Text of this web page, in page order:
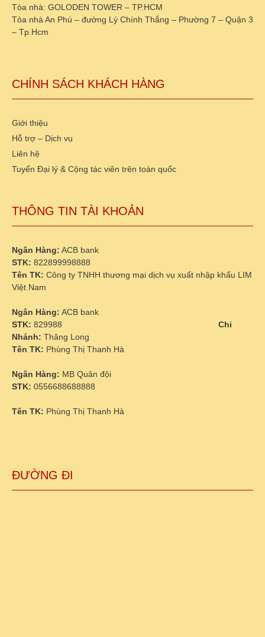
Tòa nhà: GOLODEN TOWER – TP.HCM
Tòa nhà An Phú – đường Lý Chính Thắng – Phường 7 – Quận 3
– Tp.Hcm
CHÍNH SÁCH KHÁCH HÀNG
Giới thiệu
Hỗ trợ – Dịch vụ
Liên hệ
Tuyển Đại lý & Cộng tác viên trên toàn quốc
THÔNG TIN TÀI KHOẢN
Ngân Hàng: ACB bank
STK: 822899998888
Tên TK: Công ty TNHH thương mại dịch vụ xuất nhập khẩu LIM
Việt Nam
Ngân Hàng: ACB bank
STK: 829988 Chi
Nhánh: Thăng Long
Tên TK: Phùng Thị Thanh Hà
Ngân Hàng: MB Quân đội
STK: 0556688688888
Tên TK: Phùng Thị Thanh Hà
ĐƯỜNG ĐI